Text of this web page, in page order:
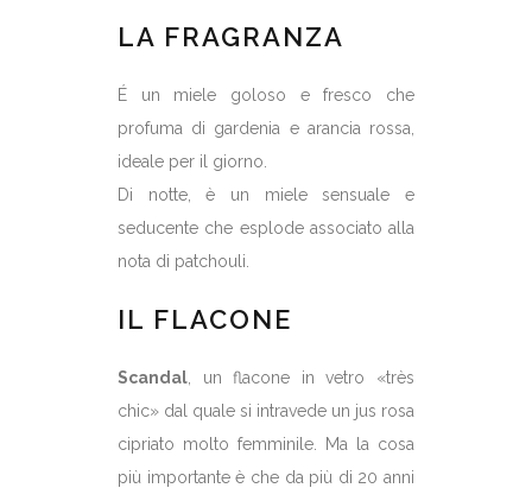
LA FRAGRANZA
É un miele goloso e fresco che
profuma di gardenia e arancia rossa,
ideale per il giorno.
Di notte, è un miele sensuale e
seducente che esplode associato alla
nota di patchouli.
IL FLACONE
Scandal , un flacone in vetro «très
chic» dal quale si intravede un jus rosa
cipriato molto femminile. Ma la cosa
più importante è che da più di 20 anni